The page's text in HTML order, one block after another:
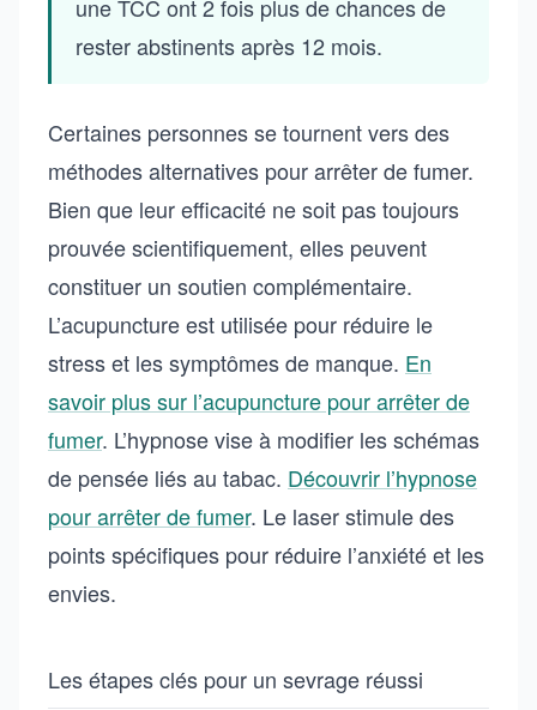
une TCC ont 2 fois plus de chances de
rester abstinents après 12 mois.
Certaines personnes se tournent vers des
méthodes alternatives pour arrêter de fumer.
Bien que leur efficacité ne soit pas toujours
prouvée scientifiquement, elles peuvent
constituer un soutien complémentaire.
L’acupuncture est utilisée pour réduire le
stress et les symptômes de manque. En
savoir plus sur l’acupuncture pour arrêter de
fumer. L’hypnose vise à modifier les schémas
de pensée liés au tabac. Découvrir l’hypnose
pour arrêter de fumer. Le laser stimule des
points spécifiques pour réduire l’anxiété et les
envies.
Les étapes clés pour un sevrage réussi